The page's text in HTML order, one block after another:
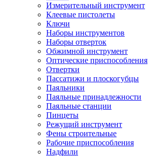
Измерительный инструмент
Клеевые пистолеты
Ключи
Наборы инструментов
Наборы отверток
Обжимной инструмент
Оптические приспособления
Отвертки
Пассатижи и плоскогубцы
Паяльники
Паяльные принадлежности
Паяльные станции
Пинцеты
Режущий инструмент
Фены строительные
Рабочие приспособления
Надфили